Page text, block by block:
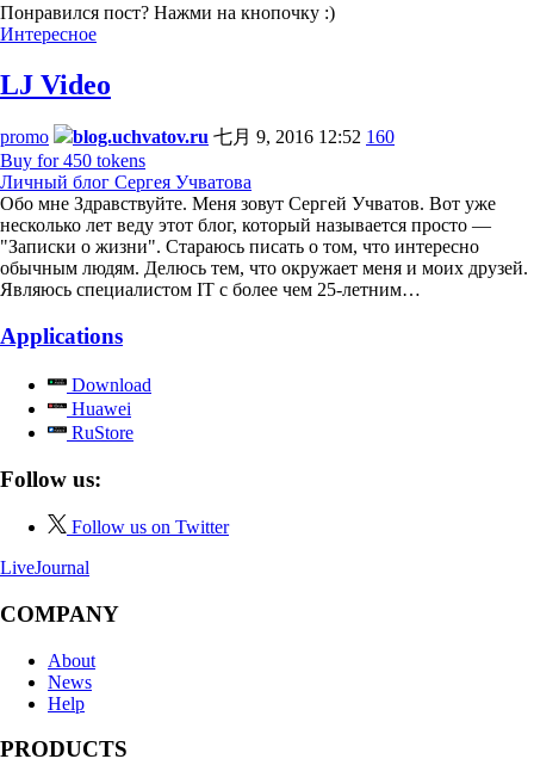
Понравился пост? Нажми на кнопочку :)
Интересное
LJ Video
promo blog.uchvatov.ru 七月 9, 2016 12:52 160
Buy for 450 tokens
Личный блог Сергея Учватова
Обо мне Здравствуйте. Меня зовут Сергей Учватов. Вот уже
несколько лет веду этот блог, который называется просто —
"Записки о жизни". Стараюсь писать о том, что интересно
обычным людям. Делюсь тем, что окружает меня и моих друзей.
Являюсь специалистом IT с более чем 25-летним…
Applications
Download
Huawei
RuStore
Follow us:
Follow us on Twitter
LiveJournal
COMPANY
About
News
Help
PRODUCTS